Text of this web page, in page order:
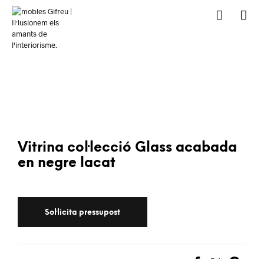
Vitrina col·lecció Glass acabada
en negre lacat